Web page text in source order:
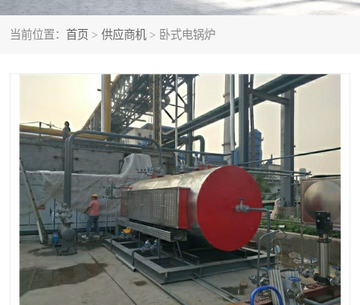
当前位置： 首页 > 供应商机 > 卧式电锅炉